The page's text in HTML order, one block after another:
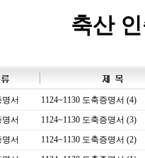
축산
서
1124~1130 도축증명서 (4)
서
1124~1130 도축증명서 (3)
서
1124~1130 도축증명서 (2)